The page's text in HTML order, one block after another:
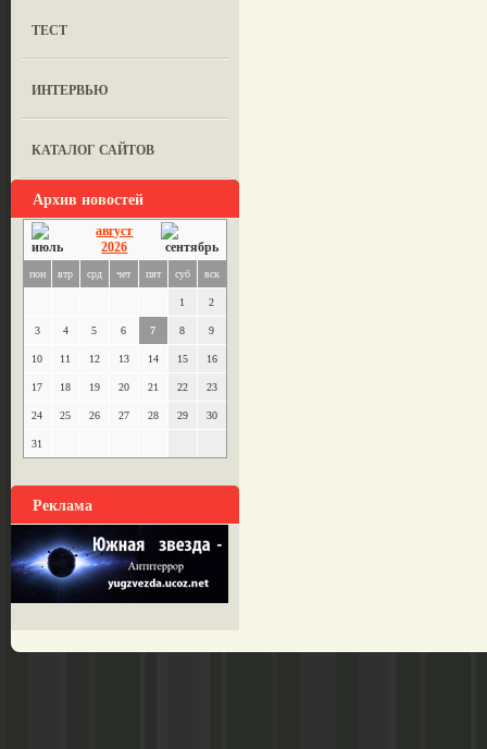
ТЕСТ
ИНТЕРВЬЮ
КАТАЛОГ САЙТОВ
Архив новостей
август
2026
пон втр срд чет пят суб вск
1 2
3 4 5 6 7 8 9
10 11 12 13 14 15 16
17 18 19 20 21 22 23
24 25 26 27 28 29 30
31
Реклама